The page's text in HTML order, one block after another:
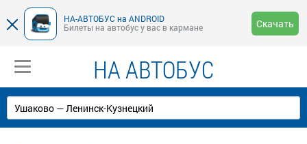
НА-АВТОБУС на ANDROID
Билеты на автобус у вас в кармане
Скачать
НА АВТОБУС